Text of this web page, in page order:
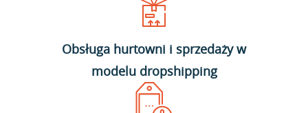
Obsługa hurtowni i sprzedaży w
modelu dropshipping